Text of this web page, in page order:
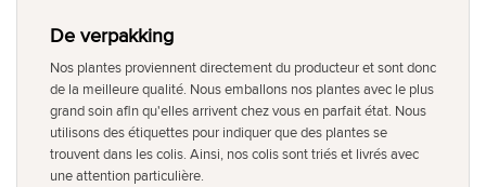
De verpakking
Nos plantes proviennent directement du producteur et sont donc
de la meilleure qualité. Nous emballons nos plantes avec le plus
grand soin afin qu'elles arrivent chez vous en parfait état. Nous
utilisons des étiquettes pour indiquer que des plantes se
trouvent dans les colis. Ainsi, nos colis sont triés et livrés avec
une attention particulière.